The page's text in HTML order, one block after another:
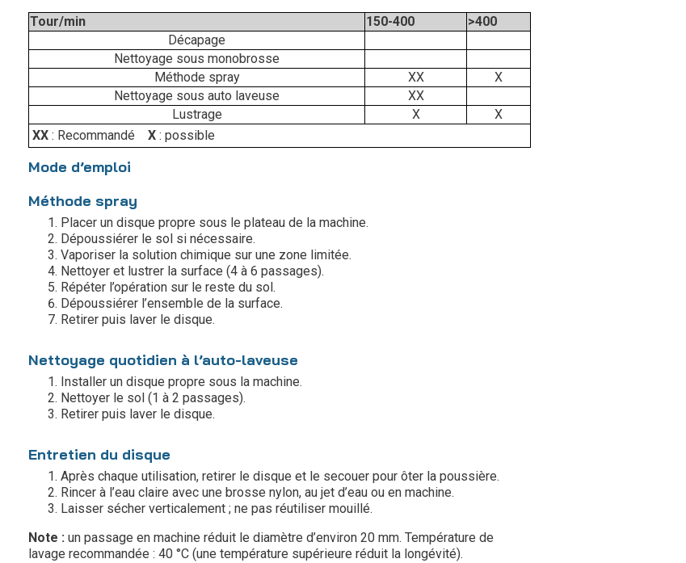
Tour/min
150-400
>400
Décapage
Nettoyage sous monobrosse
Méthode spray
XX
X
Nettoyage sous auto laveuse
XX
Lustrage
X
X
XX : Recommandé X : possible
Mode d’emploi
Méthode spray
Placer un disque propre sous le plateau de la machine.
Dépoussiérer le sol si nécessaire.
Vaporiser la solution chimique sur une zone limitée.
Nettoyer et lustrer la surface (4 à 6 passages).
Répéter l’opération sur le reste du sol.
Dépoussiérer l’ensemble de la surface.
Retirer puis laver le disque.
Nettoyage quotidien à l’auto-laveuse
Installer un disque propre sous la machine.
Nettoyer le sol (1 à 2 passages).
Retirer puis laver le disque.
Entretien du disque
Après chaque utilisation, retirer le disque et le secouer pour ôter la poussière.
Rincer à l’eau claire avec une brosse nylon, au jet d’eau ou en machine.
Laisser sécher verticalement ; ne pas réutiliser mouillé.
Note : un passage en machine réduit le diamètre d’environ 20 mm. Température de
lavage recommandée : 40 °C (une température supérieure réduit la longévité).